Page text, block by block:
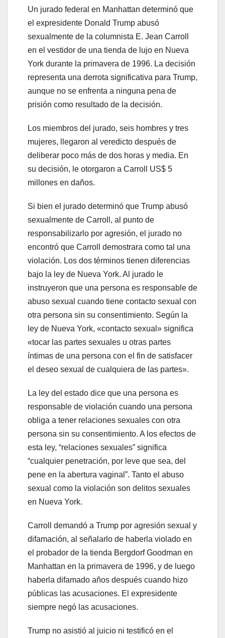
Un jurado federal en Manhattan determinó que
el expresidente Donald Trump abusó
sexualmente de la columnista E. Jean Carroll
en el vestidor de una tienda de lujo en Nueva
York durante la primavera de 1996. La decisión
representa una derrota significativa para Trump,
aunque no se enfrenta a ninguna pena de
prisión como resultado de la decisión.
Los miembros del jurado, seis hombres y tres
mujeres, llegaron al veredicto después de
deliberar poco más de dos horas y media. En
su decisión, le otorgaron a Carroll US$ 5
millones en daños.
Si bien el jurado determinó que Trump abusó
sexualmente de Carroll, al punto de
responsabilizarlo por agresión, el jurado no
encontró que Carroll demostrara como tal una
violación. Los dos términos tienen diferencias
bajo la ley de Nueva York. Al jurado le
instruyeron que una persona es responsable de
abuso sexual cuando tiene contacto sexual con
otra persona sin su consentimiento. Según la
ley de Nueva York, «contacto sexual» significa
«tocar las partes sexuales u otras partes
íntimas de una persona con el fin de satisfacer
el deseo sexual de cualquiera de las partes».
La ley del estado dice que una persona es
responsable de violación cuando una persona
obliga a tener relaciones sexuales con otra
persona sin su consentimiento. A los efectos de
esta ley, “relaciones sexuales” significa
“cualquier penetración, por leve que sea, del
pene en la abertura vaginal”. Tanto el abuso
sexual como la violación son delitos sexuales
en Nueva York.
Carroll demandó a Trump por agresión sexual y
difamación, al señalarlo de haberla violado en
el probador de la tienda Bergdorf Goodman en
Manhattan en la primavera de 1996, y de luego
haberla difamado años después cuando hizo
públicas las acusaciones. El expresidente
siempre negó las acusaciones.
Trump no asistió al juicio ni testificó en el